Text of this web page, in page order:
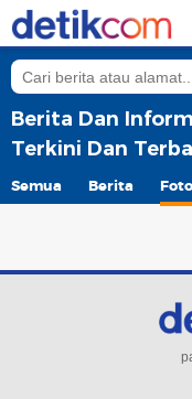
Berita Dan
Terkini Dan
Semua Berita Foto